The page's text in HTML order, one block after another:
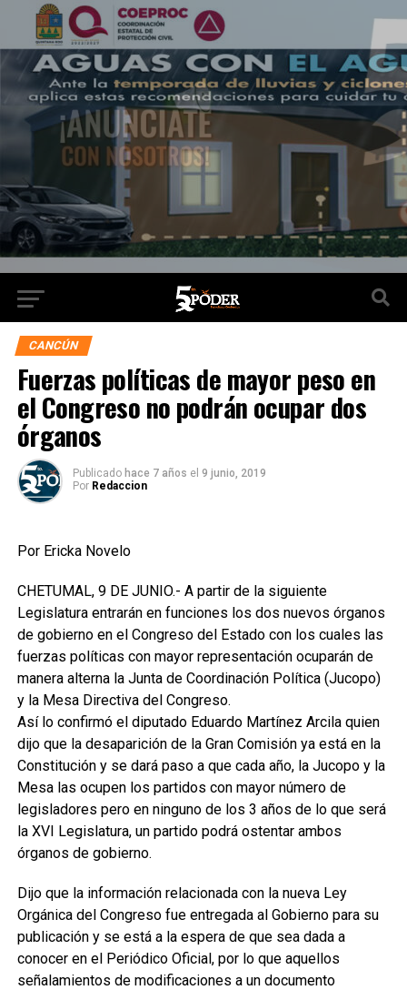
CANCÚN
Fuerzas políticas de mayor peso en
el Congreso no podrán ocupar dos
órganos
Publicado hace 7 años el 9 junio, 2019
Por Redaccion
Por Ericka Novelo
CHETUMAL, 9 DE JUNIO.- A partir de la siguiente
Legislatura entrarán en funciones los dos nuevos órganos
de gobierno en el Congreso del Estado con los cuales las
fuerzas políticas con mayor representación ocuparán de
manera alterna la Junta de Coordinación Política (Jucopo)
y la Mesa Directiva del Congreso.
Así lo confirmó el diputado Eduardo Martínez Arcila quien
dijo que la desaparición de la Gran Comisión ya está en la
Constitución y se dará paso a que cada año, la Jucopo y la
Mesa las ocupen los partidos con mayor número de
legisladores pero en ninguno de los 3 años de lo que será
la XVI Legislatura, un partido podrá ostentar ambos
órganos de gobierno.
Dijo que la información relacionada con la nueva Ley
Orgánica del Congreso fue entregada al Gobierno para su
publicación y se está a la espera de que sea dada a
conocer en el Periódico Oficial, por lo que aquellos
señalamientos de modificaciones a un documento